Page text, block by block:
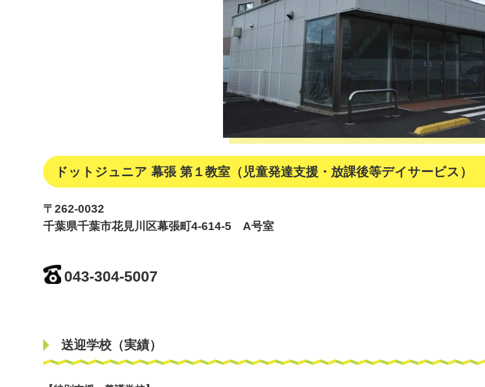
ドットジュニア 幕張 第１教室（児童発達支援・放課後等デイサービス）
〒262-0032
千葉県千葉市花見川区幕張町4-614-5 A号室
043-304-5007
送迎学校（実績）